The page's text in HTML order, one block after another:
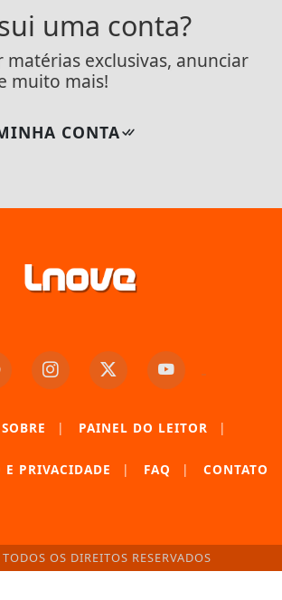
uma conta?
matérias exclusivas, anunciar
muito mais!
CONTA
SOBRE | PAINEL DO LEITOR |
E PRIVACIDADE | FAQ | CONTATO
OS DIREITOS RESERVADOS